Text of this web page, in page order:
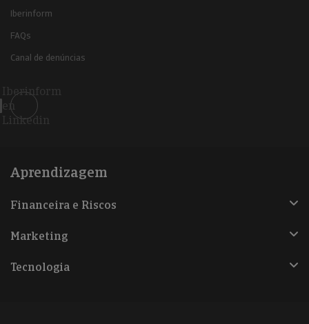
Iberinform
FAQs
Canal de denúncias
Iberinform
en
Linkedin
Aprendizagem
Financeira e Riscos
Marketing
Tecnologia